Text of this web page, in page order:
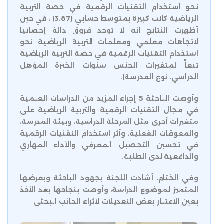
نحو استخدام التقنيات الرقمية في حصة التربية
الرياضية كانت كبيرة بمتوسط حسابي (3.87) ، في حين
أظهرت النتائج انه لا توجد فروق دالة إحصائيا
لاتجاهات معلمي ومعلمات التربية الرياضية نحو
استخدام التقنيات الرقمية في حصة التربية الرياضية
تبعاً لمتغيرات الجنس سنوات الخبرة المؤهل
الدراسي، نوع المدرسة).
وأوصت الباحثة 5 إجراء المزيد من الدراسات العلمية
في مجال التقنيات الرقمية والتربية الرياضية على
متغيرات أخرى مثل المرحلة الدراسية، وبيئة المدرسة،
والمعوقات الفعلية، وأثر استخدام التقنيات الرقمية
في تحسين التحصيل المعرفي والأداء المهاري
والدافعية لدى الطلبة.
وفي الختام، أشادت اللجنة بجهود الباحثة وبعرضها
المتميز لموضوع الدراسة، وأوصت بنجاحها بعد الأخذ
بعين الاعتبار بعض التعديلات لاثراء الجانب البحثي